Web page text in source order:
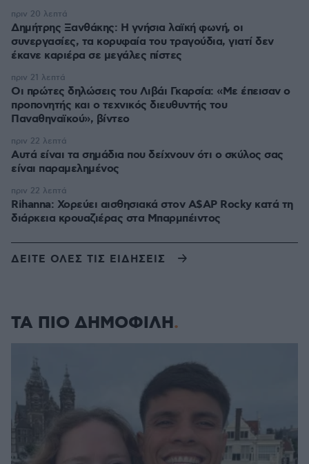
Δημήτρης Ξανθάκης: Η γνήσια λαϊκή φωνή, οι
συνεργασίες, τα κορυφαία του τραγούδια, γιατί δεν
έκανε καριέρα σε μεγάλες πίστες
πριν 20 λεπτά
Οι πρώτες δηλώσεις του Λιβάι Γκαρσία: «Με έπεισαν ο
προπονητής και ο τεχνικός διευθυντής του
Παναθηναϊκού», βίντεο
πριν 21 λεπτά
Αυτά είναι τα σημάδια που δείχνουν ότι ο σκύλος σας
είναι παραμελημένος
πριν 22 λεπτά
Rihanna: Χορεύει αισθησιακά στον A$AP Rocky κατά τη
διάρκεια κρουαζιέρας στα Μπαρμπέιντος
πριν 22 λεπτά
ΔΕΙΤΕ ΟΛΕΣ ΤΙΣ ΕΙΔΗΣΕΙΣ
ΤΑ ΠΙΟ ΔΗΜΟΦΙΛΗ